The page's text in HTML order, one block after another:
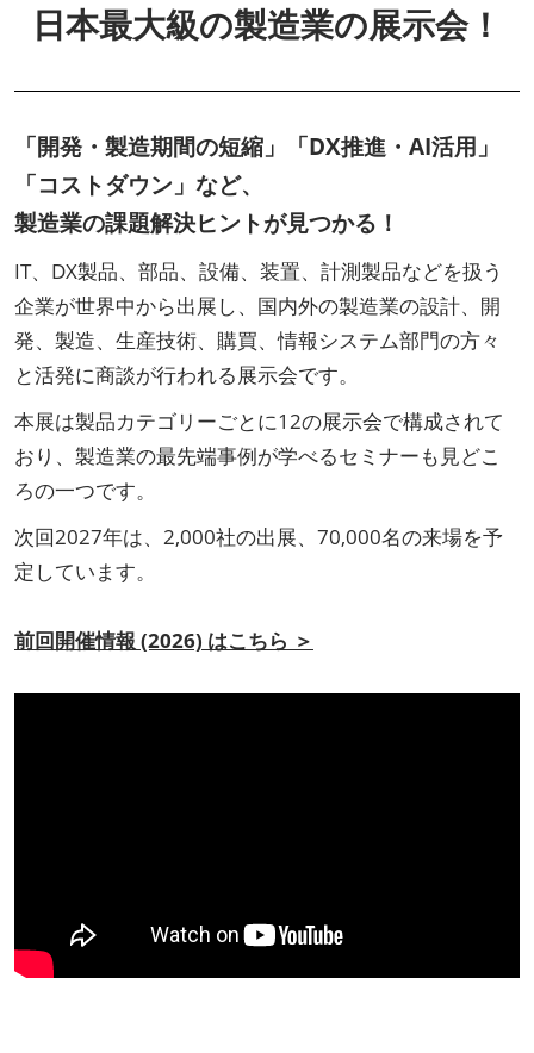
日本最大級の製造業の展示会！
「開発・製造期間の短縮」「DX推進・AI活用」
「コストダウン」など、
製造業の課題解決ヒントが見つかる！
IT、DX製品、部品、設備、装置、計測製品などを扱う
企業が世界中から出展し、国内外の製造業の設計、開
発、製造、生産技術、購買、情報システム部門の方々
と活発に商談が行われる展示会です。
本展は製品カテゴリーごとに12の展示会で構成されて
おり、製造業の最先端事例が学べるセミナーも見どこ
ろの一つです。
次回2027年は、2,000社の出展、70,000名の来場を予
定しています。
前回開催情報 (2026) はこちら ＞